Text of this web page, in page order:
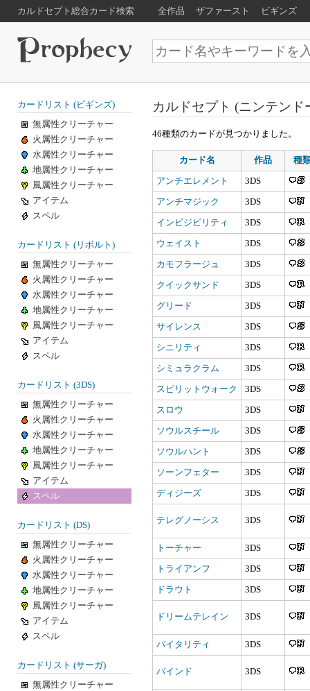
カルドセプト総合カード検索 全作品 ザファースト ビギンズ
カルドセプト (ニンテン
46種類のカードが見つかりました。
カード名 作品 種
アンチエレメント 3DS
アンチマジック 3DS
インビジビリティ 3DS
ウェイスト 3DS
カモフラージュ 3DS
クイックサンド 3DS
グリード 3DS
サイレンス 3DS
シニリティ 3DS
シミュラクラム 3DS
スピリットウォーク 3DS
スロウ 3DS
ソウルスチール 3DS
ソウルハント 3DS
ソーンフェター 3DS
ディジーズ 3DS
テレグノーシス 3DS
トーチャー 3DS
トライアンフ 3DS
ドラウト 3DS
ドリームテレイン 3DS
バイタリティ 3DS
バインド 3DS
カードリスト (ビギンズ)
無属性クリーチャー
火属性クリーチャー
水属性クリーチャー
地属性クリーチャー
風属性クリーチャー
アイテム
スペル
カードリスト (リボルト)
無属性クリーチャー
火属性クリーチャー
水属性クリーチャー
地属性クリーチャー
風属性クリーチャー
アイテム
スペル
カードリスト (3DS)
無属性クリーチャー
火属性クリーチャー
水属性クリーチャー
地属性クリーチャー
風属性クリーチャー
アイテム
スペル
カードリスト (DS)
無属性クリーチャー
火属性クリーチャー
水属性クリーチャー
地属性クリーチャー
風属性クリーチャー
アイテム
スペル
カードリスト (サーガ)
無属性クリーチャー